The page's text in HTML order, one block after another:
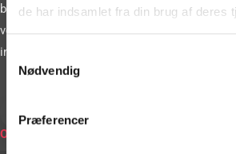
de har indsamlet fra din brug af deres
Samtykkevalg
Nødvendig
Præferencer
bestræber os på at
vende tilbage til dig
inden for 24 timer.
BOOK
ONLINE